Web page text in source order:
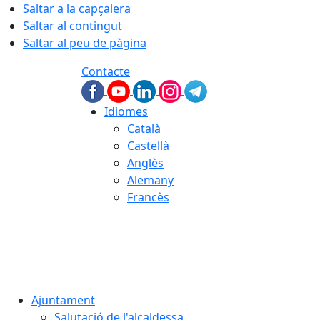
Saltar a la capçalera
Saltar al contingut
Saltar al peu de pàgina
Contacte
Idiomes
Català
Castellà
Anglès
Alemany
Francès
Ajuntament